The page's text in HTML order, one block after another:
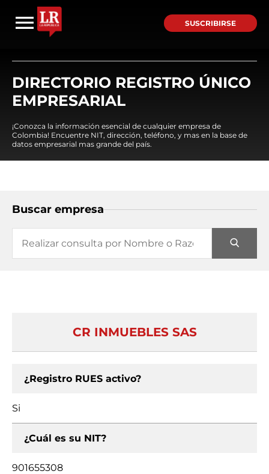
SUSCRIBIRSE
DIRECTORIO REGISTRO ÚNICO
EMPRESARIAL
¡Conozca la información esencial de cualquier empresa de
Colombia! Encuentre NIT, dirección, teléfono, y mas en la base de
datos empresarial mas grande del país.
Buscar empresa
CR INMUEBLES SAS
¿Registro RUES activo?
Si
¿Cuál es su NIT?
901655308